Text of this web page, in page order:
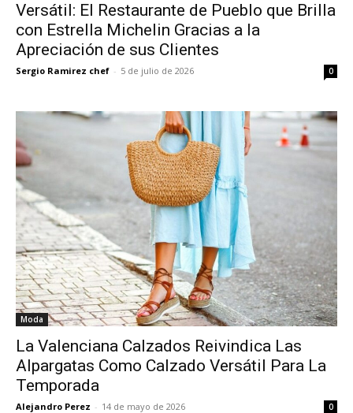
Versátil: El Restaurante de Pueblo que Brilla
con Estrella Michelin Gracias a la
Apreciación de sus Clientes
Sergio Ramirez chef - 5 de julio de 2026 0
Moda
La Valenciana Calzados Reivindica Las
Alpargatas Como Calzado Versátil Para La
Temporada
Alejandro Perez - 14 de mayo de 2026 0